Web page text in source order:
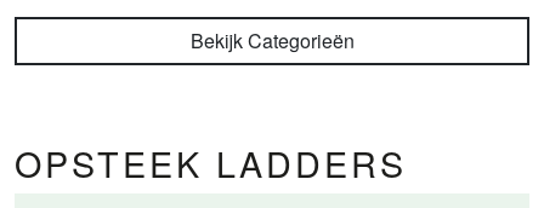
Bekijk Categorieën
OPSTEEK LADDERS